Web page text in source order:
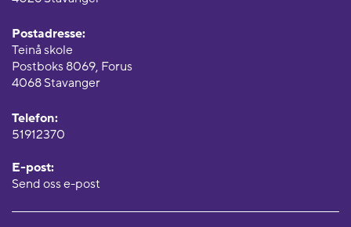
Postadresse:
Teinå skole
Postboks 8069, Forus
4068 Stavanger
Telefon:
51912370
E-post:
Send oss e-post